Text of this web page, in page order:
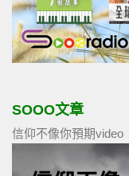
SOOO文章
信仰不像你預期video